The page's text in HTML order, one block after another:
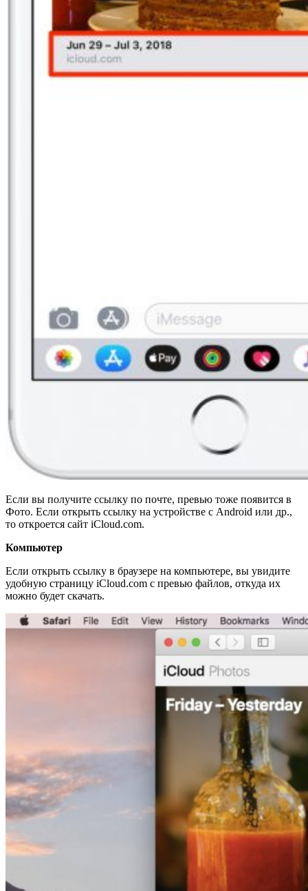
Если вы получите ссылку по почте, превью тоже появится в
Фото. Если открыть ссылку на устройстве с Android или др.,
то откроется сайт iCloud.com.
Компьютер
Если открыть ссылку в браузере на компьютере, вы увидите
удобную страницу iCloud.com с превью файлов, откуда их
можно будет скачать.